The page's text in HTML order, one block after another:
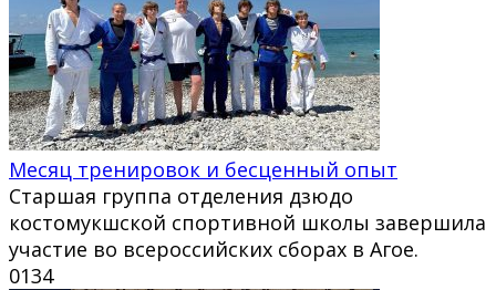
Месяц тренировок и бесценный опыт
Старшая группа отделения дзюдо
костомукшской спортивной школы завершила
участие во всероссийских сборах в Агое.
0134